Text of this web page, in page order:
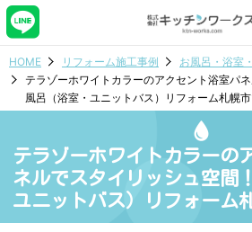
HOME リフォーム施工事例
お風呂・浴室
テラゾーホワイトカラーのアクセント浴室パ
風呂（浴室・ユニットバス）リフォーム札幌
テラゾーホワイトカラーの
ネルでスタイリッシュ空間
ユニットバス）リフォーム